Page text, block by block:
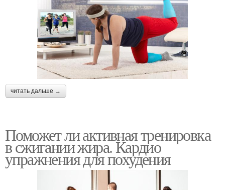
читать дальше →
Поможет ли активная тренировка
в сжигании жира. Кардио
упражнения для похудения